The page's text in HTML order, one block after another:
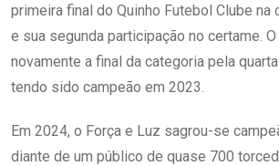
primeira final do Quinho Futebol Clube na
e sua segunda participação no certame.
novamente a final da categoria pela
tendo sido campeão em 2023.
Em 2024, o Força e Luz sagrou-se
diante de um público de quase 700